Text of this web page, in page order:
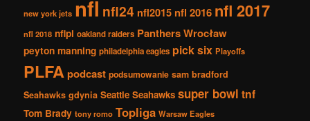
new york jets nfl nfl24 nfl2015 nfl 2016 nfl 2017
nfl 2018 nflpl oakland raiders Panthers Wrocław
peyton manning philadelphia eagles pick six Playoffs
PLFApodcast podsumowanie sam bradford
Seahawks gdynia Seattle Seahawks super bowl tnf
Tom Brady tony romo Topliga Warsaw Eagles